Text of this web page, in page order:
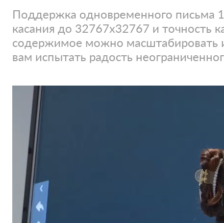
Поддержка одновременного письма
касания до 32767x32767 и точность
содержимое можно масштабировать
вам испытать радость
Видеоплеер